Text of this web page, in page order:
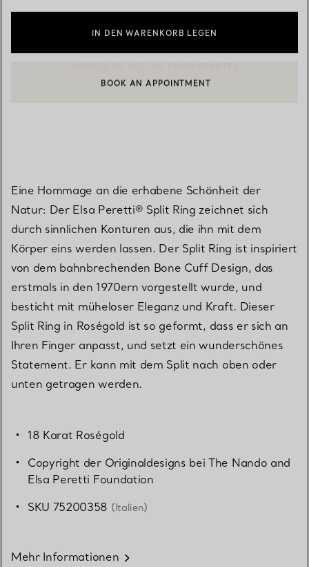
IN DEN WARENKORB LEGEN
EINEN KUNDENBERATER KONTAKTIEREN ODER EINEN
BOOK AN APPOINTMENT
Eine Hommage an die erhabene Schönheit der
Natur: Der Elsa Peretti® Split Ring zeichnet sich
durch sinnlichen Konturen aus, die ihn mit dem
Körper eins werden lassen. Der Split Ring ist inspiriert
von dem bahnbrechenden Bone Cuff Design, das
erstmals in den 1970ern vorgestellt wurde, und
besticht mit müheloser Eleganz und Kraft. Dieser
Split Ring in Roségold ist so geformt, dass er sich an
Ihren Finger anpasst, und setzt ein wunderschönes
Statement. Er kann mit dem Split nach oben oder
unten getragen werden.
18 Karat Roségold
Copyright der Originaldesigns bei The Nando and
Elsa Peretti Foundation
SKU 75200358 (Italien)
Mehr Informationen